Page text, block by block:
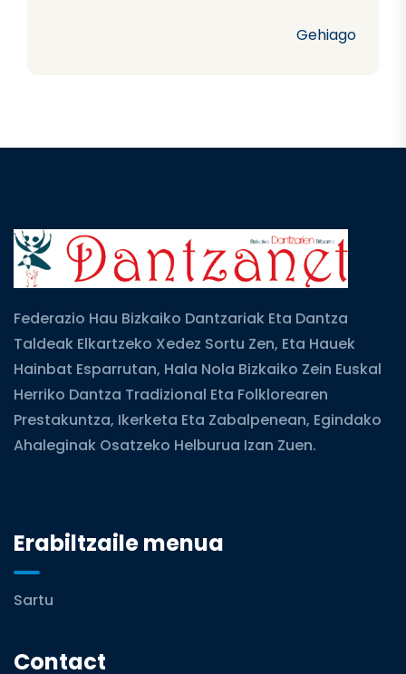
Gehiago
Federazio Hau Bizkaiko Dantzariak Eta Dantza
Taldeak Elkartzeko Xedez Sortu Zen, Eta Hauek
Hainbat Esparrutan, Hala Nola Bizkaiko Zein Euskal
Herriko Dantza Tradizional Eta Folklorearen
Prestakuntza, Ikerketa Eta Zabalpenean, Egindako
Ahaleginak Osatzeko Helburua Izan Zuen.
Erabiltzaile menua
Sartu
Contact